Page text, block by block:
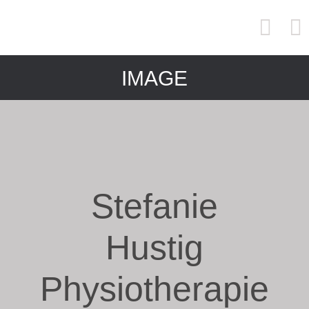
IMAGE
Stefanie
Hustig
Physiotherapie